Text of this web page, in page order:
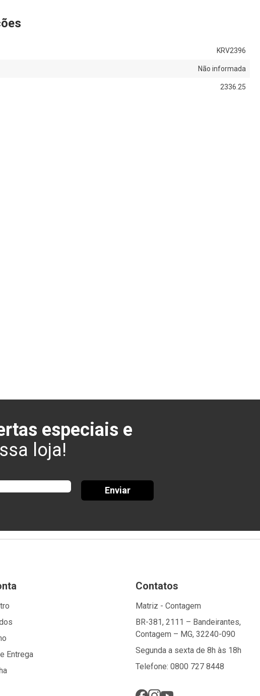
KRV2396
Não informada
2336.25
especiais e
loja!
Enviar
Entrega
Contatos
Matriz - Contagem
BR-381, 2111 – Bandeirantes,
Contagem – MG, 32240-090
Segunda a sexta de 8h às 18h
Telefone: 0800 727 8448